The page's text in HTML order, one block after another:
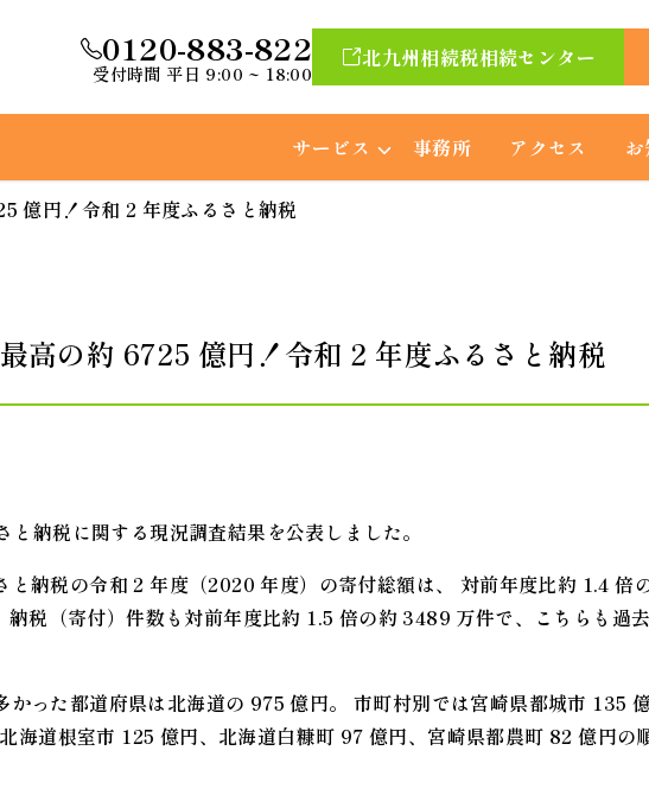
0120-883-822
受付時間 平日 9:00 ~ 18:00
北九州相続税相続センター
サービス 事務所 アクセス
億円！令和 2 年度ふるさと納税
高の約 6725 億円！令和 2 年度ふるさと納税
納税に関する現況調査結果を公表しました。
と納税の令和 2 年度（2020 年度）の寄付総額は、 対前年度比約 1.4 倍
税（寄付）件数も対前年度比約 1.5 倍の約 3489 万件で、こちらも過
かった都道府県は北海道の 975 億円。 市町村別では宮崎県都城市 135
海道根室市 125 億円、北海道白糠町 97 億円、宮崎県都農町 82 億円の